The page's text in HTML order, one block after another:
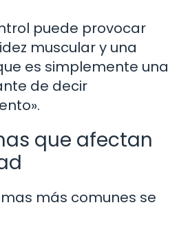
puede provocar
muscular y una
es simplemente una
de decir
que afectan
más comunes se